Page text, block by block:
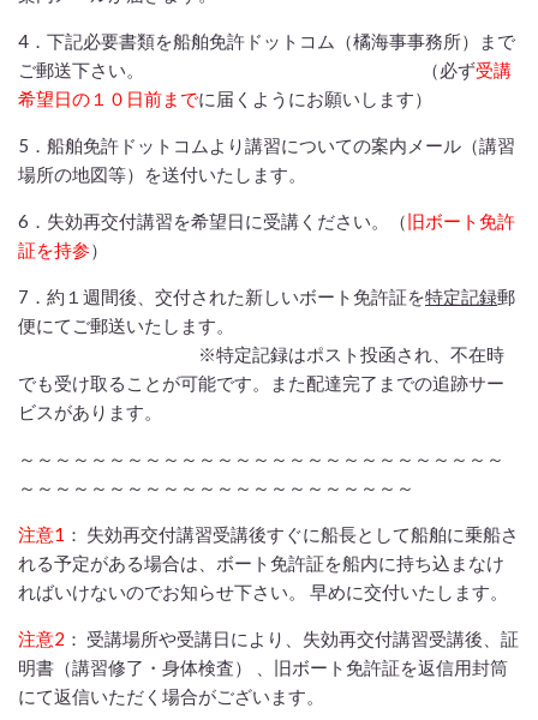
4．下記必要書類を船舶免許ドットコム（橘海事事務所）まで
ご郵送下さい。 （必ず受講
希望日の１０日前までに届くようにお願いします）
5．船舶免許ドットコムより講習についての案内メール（講習
場所の地図等）を送付いたします。
6．失効再交付講習を希望日に受講ください。（旧ボート免許
証を持参）
7． 約１週間後 、交付された新しいボート免許証を特定記録郵
便にてご郵送いたします。
※特定記録はポスト投函され、不在時
でも受け取ることが可能です。また配達完了までの追跡サー
ビスがあります。
～～～～～～～～～～～～～～～～～～～～～～～～～～～
～～～～～～～～～～～～～～～～～～～～～～
注意1 ： 失効再交付講習受講後すぐに船長として船舶に乗船さ
れる予定がある場合は、ボート免許証を船内に持ち込まなけ
ればいけないのでお知らせ下さい。 早めに交付いたします。
注意2 ： 受講場所や受講日により、失効再交付講習受講後、証
明書（講習修了・身体検査） 、旧ボート免許証を返信用封筒
にて返信いただく場合がございます。